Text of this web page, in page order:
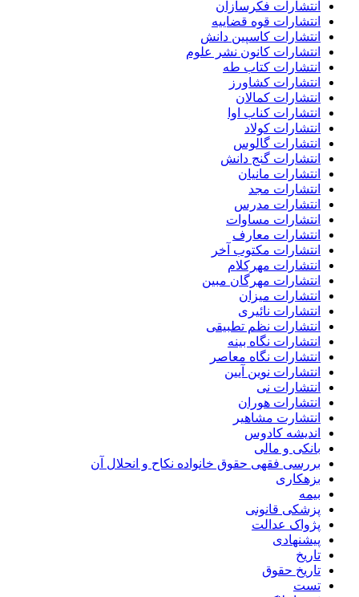
انتشارات فکرسازان
انتشارات قوه قضاییه
انتشارات کاسپین دانش
انتشارات کانون نشر علوم
انتشارات کتاب طه
انتشارات کشاورز
انتشارات کمالان
انتشارات کناب اوا
انتشارات کولاد
انتشارات گالوس
انتشارات گنج دانش
انتشارات مانیان
انتشارات مجد
انتشارات مدرس
انتشارات مساوات
انتشارات معارف
انتشارات مکتوب آخر
انتشارات مهرکلام
انتشارات مهرگان مبین
انتشارات میزان
انتشارات نائیری
انتشارات نظم تطبیقی
انتشارات نگاه بینه
انتشارات نگاه معاصر
انتشارات نوین آیین
انتشارات نی
انتشارات هوران
انتشارت مشاهیر
اندیشه کادوس
بانکی و مالی
بررسی فقهی حقوق خانواده نکاح و انحلال آن
بزهکاری
بیمه
پزشکی قانونی
پژواک عدالت
پیشنهادی
تاریخ
تاریخ حقوق
تست